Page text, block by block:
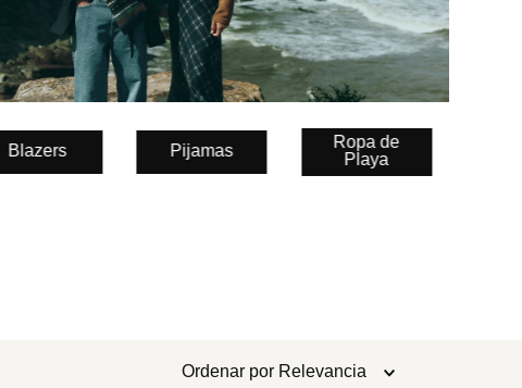
Blazers Pijamas
Ropa de
Playa
Ordenar por Relevancia